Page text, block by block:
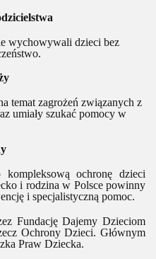
wychowywali dzieci bez
temat zagrożeń związanych z
umiały szukać pomocy w
ochronę dzieci
i rodzina w Polsce powinny
i specjalistyczną pomoc.
Fundację Dajemy Dzieciom
Ochrony Dzieci. Głównym
Praw Dziecka.